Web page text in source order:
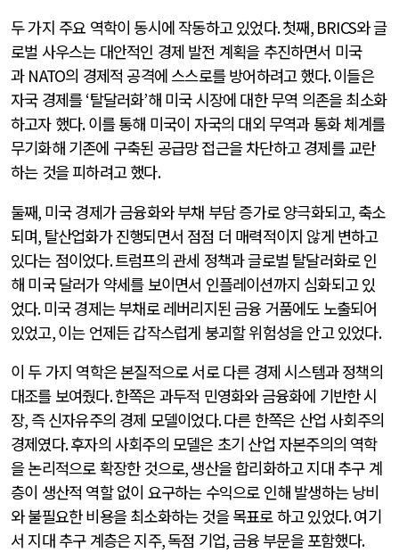
두 가지 주요 역학이 동시에 작동하고 있었다.첫째, BRICS와 글
로벌 사우스는 대안적인 경제 발전 계획을 추진하면서 미국
과 NATO의 경제적 공격에 스스로를 방어하려고 했다.이들은
자국 경제를‘탈달러화’해 미국 시장에 대한 무역 의존을 최소화
하고자 했다.이를 통해 미국이 자국의 대외 무역과 통화 체계를
무기화해 기존에 구축된 공급망 접근을 차단하고 경제를 교란
하는 것을 피하려고 했다.
둘째, 미국 경제가 금융화와 부채 부담 증가로 양극화되고, 축소
되며, 탈산업화가 진행되면서 점점 더 매력적이지 않게 변하고
있다는 점이었다.트럼프의 관세 정책과 글로벌 탈달러화로 인
해 미국 달러가 약세를 보이면서 인플레이션까지 심화되고 있
었다.미국 경제는 부채로 레버리지된 금융 거품에도 노출되어
있었고,이는 언제든 갑작스럽게 붕괴할 위험성을 안고 있었다.
이 두 가지 역학은 본질적으로 서로 다른 경제 시스템과 정책의
대조를 보여줬다.한쪽은 과두적 민영화와 금융화에 기반한 시
장,즉 신자유주의 경제 모델이었다.다른 한쪽은 산업 사회주의
경제였다.후자의 사회주의 모델은 초기 산업 자본주의의 역학
을 논리적으로 확장한 것으로,생산을 합리화하고 지대 추구 계
층이 생산적 역할 없이 요구하는 수익으로 인해 발생하는 낭비
와 불필요한 비용을 최소화하는 것을 목표로 하고 있었다.여기
서 지대 추구 계층은 지주,독점 기업,금융 부문을 포함했다.